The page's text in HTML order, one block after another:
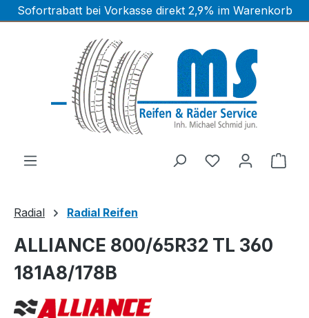
Zum Hauptinhalt springen
Sofortrabatt bei Vorkasse direkt 2,9% im Warenkorb
Radial Radial Reifen
ALLIANCE 800/65R32 TL 360
181A8/178B